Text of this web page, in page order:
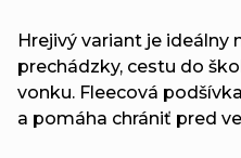
Hrejivý variant je ideálny
prechádzky, cestu do
vonku. Fleecová
a pomáha chrániť pred